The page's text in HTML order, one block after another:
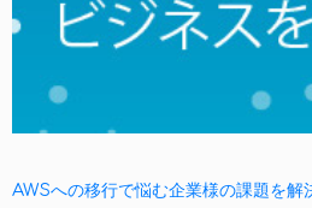
AWSへの移行で悩む企業様の課題を解